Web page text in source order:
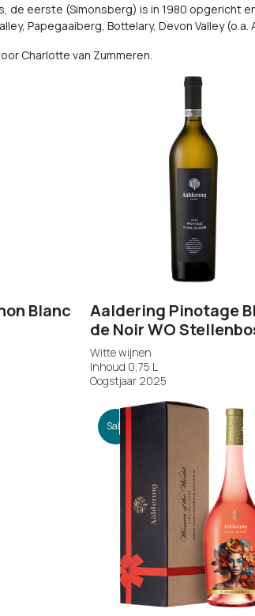
de eerste (Simonsberg) is in 1980 opgericht
Papegaaiberg, Bottelary, Devon Valley
Charlotte van Zummeren.
Blanc
Aaldering Pinotage
de Noir WO
Witte wijnen
Inhoud 0,75 L
Oogstjaar 2025
Sale